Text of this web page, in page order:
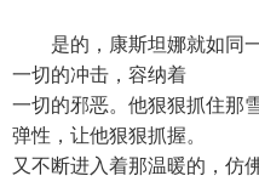
是的，康斯坦娜就如同一
一切的冲击，容纳着
一切的邪恶。他狠狠抓住那
弹性，让他狠狠抓握。
又不断进入着那温暖的，仿